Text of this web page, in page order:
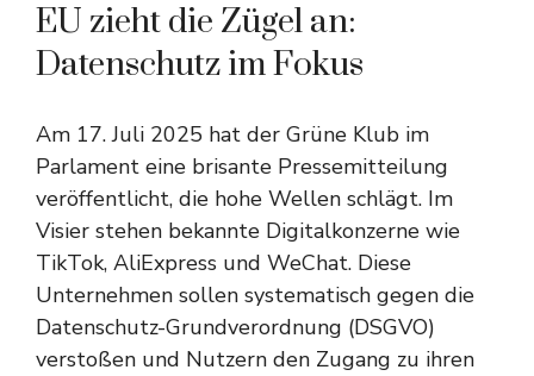
EU zieht die Zügel an:
Datenschutz im Fokus
Am 17. Juli 2025 hat der Grüne Klub im
Parlament eine brisante Pressemitteilung
veröffentlicht, die hohe Wellen schlägt. Im
Visier stehen bekannte Digitalkonzerne wie
TikTok, AliExpress und WeChat. Diese
Unternehmen sollen systematisch gegen die
Datenschutz-Grundverordnung (DSGVO)
verstoßen und Nutzern den Zugang zu ihren